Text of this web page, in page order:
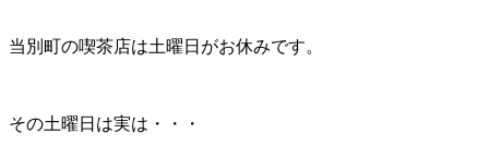
当別町の喫茶店は土曜日がお休みです。
その土曜日は実は・・・